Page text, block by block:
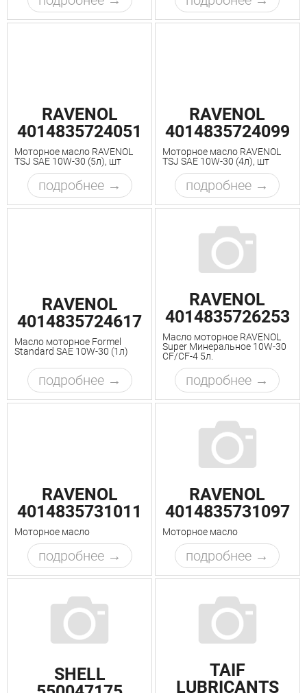
RAVENOL
4014835724051
Моторное масло RAVENOL
TSJ SAE 10W-30 (5л), шт
подробнее
RAVENOL
4014835724099
Моторное масло RAVENOL
TSJ SAE 10W-30 (4л), шт
подробнее
RAVENOL
4014835724617
Масло моторное Formel
Standard SAE 10W-30 (1л)
подробнее
RAVENOL
4014835726253
Масло моторное RAVENOL
Super Минеральное 10W-30
CF/CF-4 5л.
подробнее
RAVENOL
4014835731011
Моторное масло
подробнее
RAVENOL
4014835731097
Моторное масло
подробнее
SHELL
TAIF
LUBRICANTS